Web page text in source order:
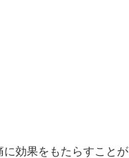
効果をもたらすことが